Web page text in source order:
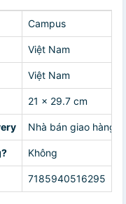
Campus
Việt Nam
Việt Nam
21 x 29.7 cm
Nhà bán giao hàng
Không
7185940516295